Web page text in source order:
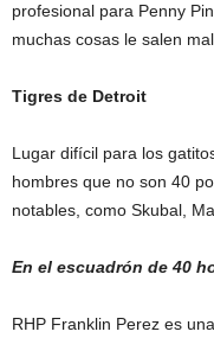
profesional para Penny
muchas cosas le salen
Tigres de Detroit
Lugar difícil para los
hombres que no son 40
notables, como Skubal,
En el escuadrón de 40
RHP Franklin Perez es